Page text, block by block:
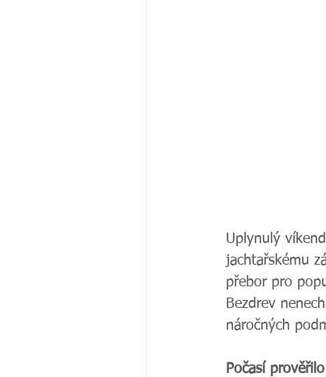
Uplynulý
jachtařskému
přebor pro
Bezdrev
náročných
Počasí